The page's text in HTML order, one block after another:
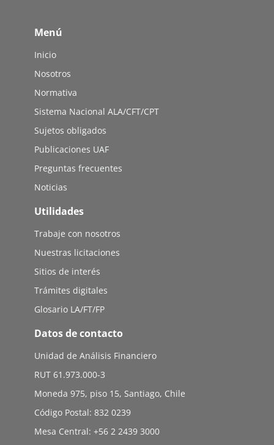
Menú
Inicio
Nosotros
Normativa
Sistema Nacional ALA/CFT/CPT
Sujetos obligados
Publicaciones UAF
Preguntas frecuentes
Noticias
Utilidades
Trabaje con nosotros
Nuestras licitaciones
Sitios de interés
Trámites digitales
Glosario LA/FT/FP
Datos de contacto
Unidad de Análisis Financiero
RUT 61.973.000-3
Moneda 975, piso 15, Santiago, Chile
Código Postal: 832 0239
Mesa Central: +56 2 2439 3000